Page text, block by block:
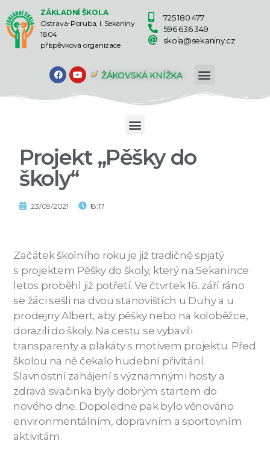
ZÁKLADNÍ ŠKOLA
Ostrava-Poruba, I. Sekaniny
1804
příspěvková organizace
725 180 477
596 636 349
skola@sekaniny.cz
ŽÁKOVSKÁ KNÍŽKA
Projekt „Pěšky do
školy“
23/09/2021 18:17
Začátek školního roku je již tradičně spjatý
s projektem Pěšky do školy, který na Sekanince
letos proběhl již potřetí. Ve čtvrtek 16. září ráno
se žáci sešli na dvou stanovištích u Duhy a u
prodejny Albert, aby pěšky nebo na koloběžce,
dorazili do školy. Na cestu se vybavili
transparenty a plakáty s motivem projektu. Před
školou na ně čekalo hudební přivítání.
Slavnostní zahájení s významnými hosty a
zdravá svačinka byly dobrým startem do
nového dne. Dopoledne pak bylo věnováno
environmentálním, dopravním a sportovním
aktivitám.